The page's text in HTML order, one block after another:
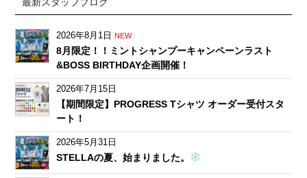
2026年8月1日 NEW
8月限定！！ミントシャンプーキャンペーンラスト
&BOSS BIRTHDAY企画開催！
2026年7月15日
【期間限定】PROGRESS Tシャツ オーダー受付スタ
ート！
2026年5月31日
STELLAの夏、始まりました。